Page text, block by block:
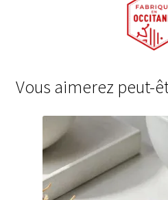
Vous aimerez peut-